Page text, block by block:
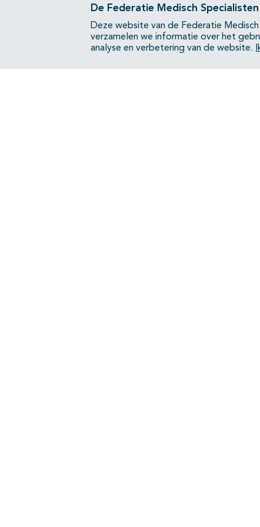
De Federatie Medisch
Deze website van de Federatie
verzamelen we informatie over het
analyse en verbetering van de website.